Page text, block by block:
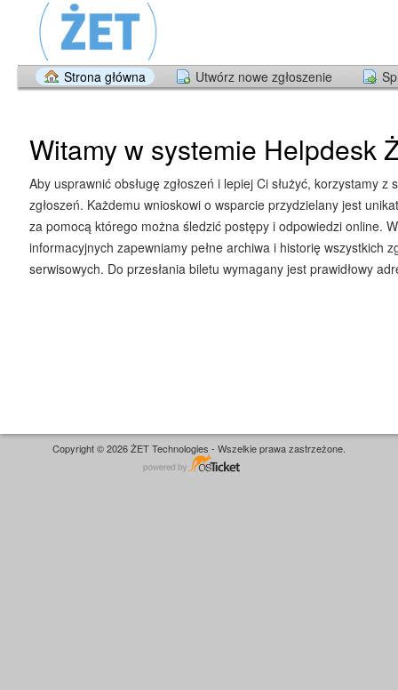
Strona główna Utwórz nowe zgłoszenie
Witamy w systemie Helpdesk
Aby usprawnić obsługę zgłoszeń i lepiej Ci służyć, korzystamy z
zgłoszeń. Każdemu wnioskowi o wsparcie przydzielany jest
za pomocą którego można śledzić postępy i odpowiedzi online.
informacyjnych zapewniamy pełne archiwa i historię wszystkich
serwisowych. Do przesłania biletu wymagany jest prawidłowy
Copyright © 2026 ŻET Technologies - Wszelkie prawa zastrzeżone.